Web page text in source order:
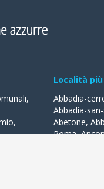
,
,
Località
Abbadia-
Abbadia-
Abetone,
Roma,